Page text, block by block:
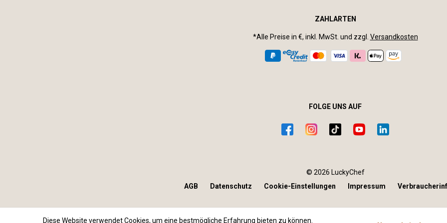
ZAHLARTEN
*Alle Preise in €, inkl. MwSt. und zzgl. Versandkosten
FOLGE UNS AUF
© 2026 LuckyChef
AGB
Datenschutz Cookie-Einstellungen Impressum
Diese Website verwendet Cookies, um eine bestmögliche Erfahrung bieten zu können.